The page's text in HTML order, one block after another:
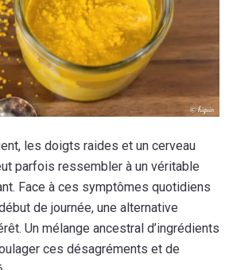
les doigts raides et un cerveau
parfois ressembler à un véritable
Face à ces symptômes quotidiens
de journée, une alternative
Un mélange ancestral d’ingrédients
ces désagréments et de